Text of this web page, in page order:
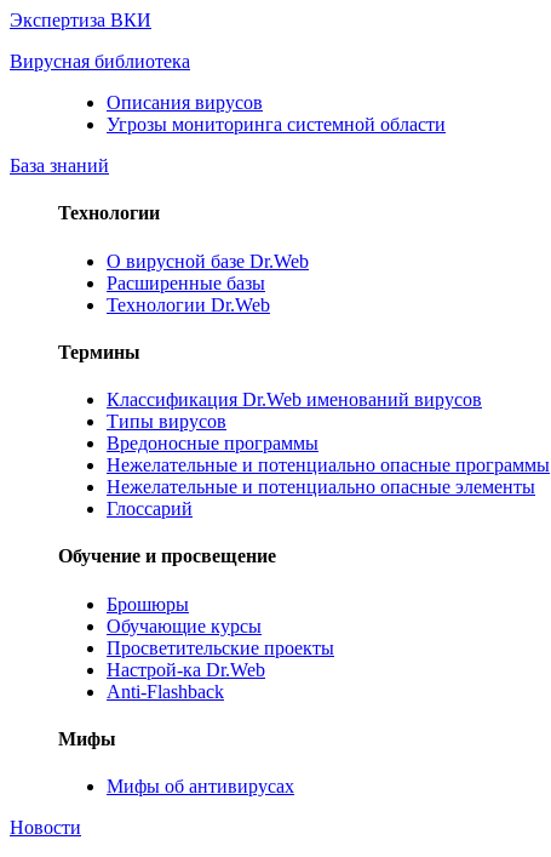
Экспертиза ВКИ
Вирусная библиотека
Описания вирусов
Угрозы мониторинга системной области
База знаний
Технологии
О вирусной базе Dr.Web
Расширенные базы
Технологии Dr.Web
Термины
Классификация Dr.Web именований вирусов
Типы вирусов
Вредоносные программы
Нежелательные и потенциально опасные программы
Нежелательные и потенциально опасные элементы
Глоссарий
Обучение и просвещение
Брошюры
Обучающие курсы
Просветительские проекты
Настрой-ка Dr.Web
Anti-Flashback
Мифы
Мифы об антивирусах
Новости